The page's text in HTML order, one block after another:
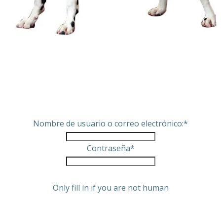
Nombre de usuario o correo electrónico:*
Contraseña*
Only fill in if you are not human